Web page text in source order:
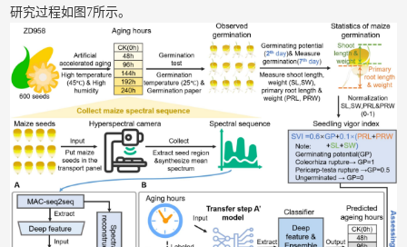
研究过程如图7所示。